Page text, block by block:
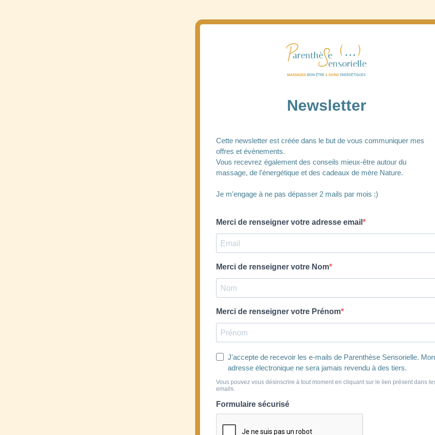
Newsletter
Cette newsletter est créée dans le but de vous communiquer mes
offres et évènements.
Vous recevrez également des conseils mieux-être autour du
massage, de l'énergétique et des cadeaux de mère Nature.
Je m'engage à ne pas dépasser 2 mails par mois :)
Merci de renseigner votre adresse email
Merci de renseigner votre Nom
Merci de renseigner votre Prénom
J'accepte de recevoir les e-mails de Parenthèse Sensorielle. Mon
adresse électronique ne sera jamais revendu à des tiers.
Vous pouvez vous désinscrire à tout moment en cliquant sur le lien présent dans
emails.
Formulaire sécurisé